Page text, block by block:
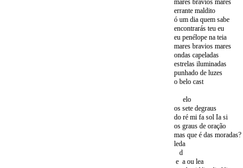
mares bravios mares
errante maldito
ó um dia quem sabe
encontrarás teu eu
eu penélope na teia
mares bravios mares
ondas capeladas
estrelas iluminadas
punhado de luzes
o belo cast
elo
os sete degraus
do ré mi fa sol Ia si
os graus de oração
mas que é das moradas?
leda
d
e a ou lea